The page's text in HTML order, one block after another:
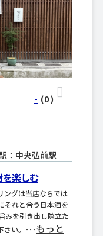
：中央弘前駅
- (0)
楽しむ
ングは当店ならでは
それと合う日本酒を
みを引き出し際立た
い。･･･もっと